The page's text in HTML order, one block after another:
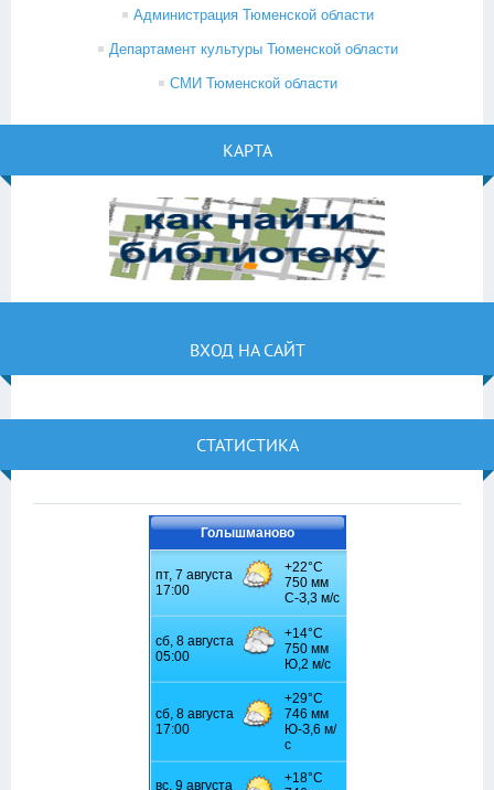
Администрация Тюменской области
Департамент культуры Тюменской области
СМИ Тюменской области
КАРТА
ВХОД НА САЙТ
СТАТИСТИКА
Голышманово